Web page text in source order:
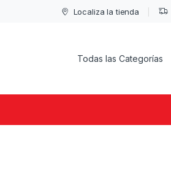
Localiza la tienda